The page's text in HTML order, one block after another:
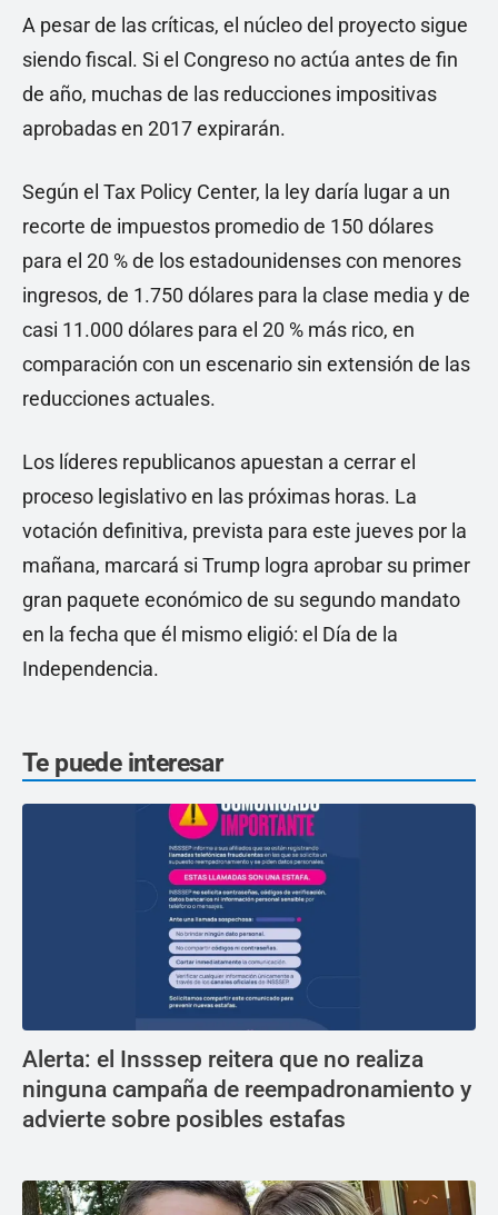
A pesar de las críticas, el núcleo del proyecto sigue
siendo fiscal. Si el Congreso no actúa antes de fin
de año, muchas de las reducciones impositivas
aprobadas en 2017 expirarán.
Según el Tax Policy Center, la ley daría lugar a un
recorte de impuestos promedio de 150 dólares
para el 20 % de los estadounidenses con menores
ingresos, de 1.750 dólares para la clase media y de
casi 11.000 dólares para el 20 % más rico, en
comparación con un escenario sin extensión de las
reducciones actuales.
Los líderes republicanos apuestan a cerrar el
proceso legislativo en las próximas horas. La
votación definitiva, prevista para este jueves por la
mañana, marcará si Trump logra aprobar su primer
gran paquete económico de su segundo mandato
en la fecha que él mismo eligió: el Día de la
Independencia.
Te puede interesar
Alerta: el Insssep reitera que no realiza
ninguna campaña de reempadronamiento y
advierte sobre posibles estafas